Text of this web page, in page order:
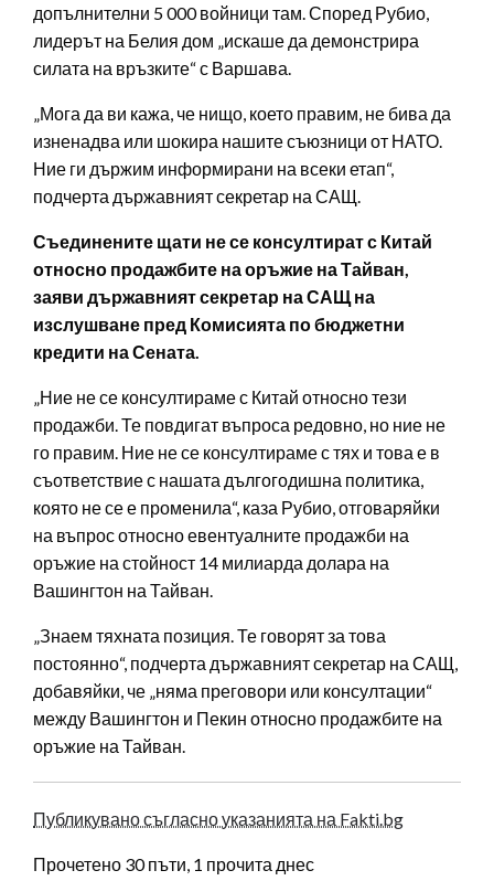
допълнителни 5 000 войници там. Според Рубио,
лидерът на Белия дом „искаше да демонстрира
силата на връзките“ с Варшава.
„Мога да ви кажа, че нищо, което правим, не бива да
изненадва или шокира нашите съюзници от НАТО.
Ние ги държим информирани на всеки етап“,
подчерта държавният секретар на САЩ.
Съединените щати не се консултират с Китай
относно продажбите на оръжие на Тайван,
заяви държавният секретар на САЩ на
изслушване пред Комисията по бюджетни
кредити на Сената.
„Ние не се консултираме с Китай относно тези
продажби. Те повдигат въпроса редовно, но ние не
го правим. Ние не се консултираме с тях и това е в
съответствие с нашата дългогодишна политика,
която не се е променила“, каза Рубио, отговаряйки
на въпрос относно евентуалните продажби на
оръжие на стойност 14 милиарда долара на
Вашингтон на Тайван.
„Знаем тяхната позиция. Те говорят за това
постоянно“, подчерта държавният секретар на САЩ,
добавяйки, че „няма преговори или консултации“
между Вашингтон и Пекин относно продажбите на
оръжие на Тайван.
Публикувано съгласно указанията на Fakti.bg
Прочетено 30 пъти, 1 прочита днес